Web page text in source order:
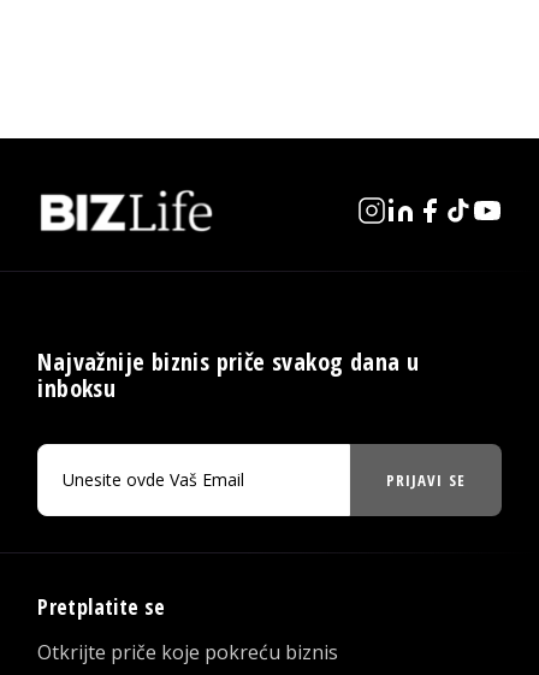
Najvažnije biznis priče svakog dana u
inboksu
PRIJAVI SE
Pretplatite se
Otkrijte priče koje pokreću biznis